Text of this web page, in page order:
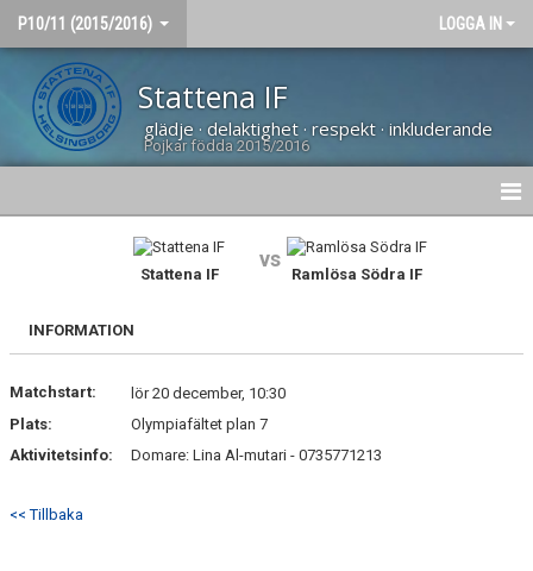
P10/11 (2015/2016) LOGGA IN
Stattena IF
glädje · delaktighet · respekt · inkluderande
Pojkar födda 2015/2016
MATCHER
KALENDER
Stattena IF
vs
Ramlösa Södra IF
INFORMATION
Matchstart:
lör 20 december, 10:30
Plats:
Olympiafältet plan 7
Aktivitetsinfo:
Domare: Lina Al-mutari - 0735771213
<< Tillbaka